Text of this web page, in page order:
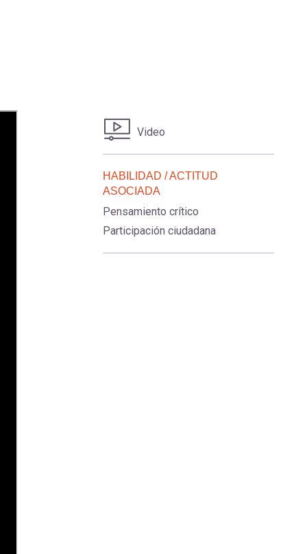
Video
HABILIDAD / ACTITUD
ASOCIADA
Pensamiento crítico
Participación ciudadana